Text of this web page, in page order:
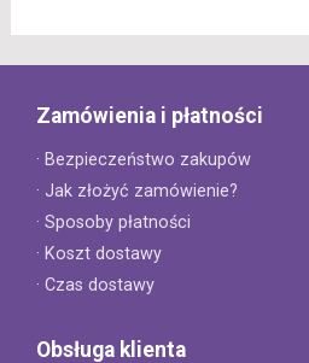
Zamówienia i płatności
· Bezpieczeństwo zakupów
· Jak złożyć zamówienie?
· Sposoby płatności
· Koszt dostawy
· Czas dostawy
Obsługa klienta